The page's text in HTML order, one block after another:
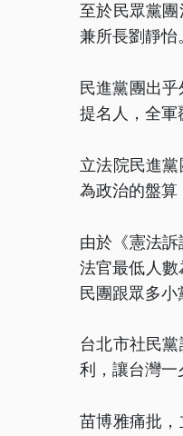
至於民眾黨
兼所長劉靜怡
民進黨團出
提名人，全軍
立法院民進
為政治的盤算
由於《憲法
法官最低人
民團跟眾多小
台北市社民
利，讓台灣一
苗博雅痛批